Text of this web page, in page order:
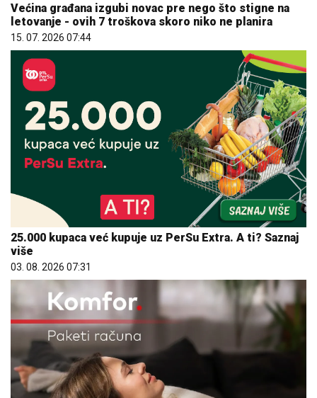
Većina građana izgubi novac pre nego što stigne na
letovanje - ovih 7 troškova skoro niko ne planira
15. 07. 2026 07:44
25.000 kupaca već kupuje uz PerSu Extra. A ti? Saznaj
više
03. 08. 2026 07:31